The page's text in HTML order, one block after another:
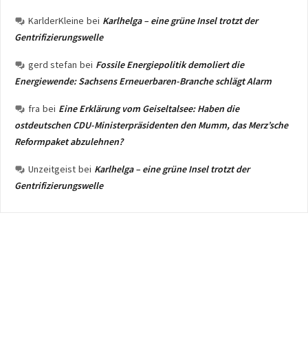
KarlderKleine bei Karlhelga – eine grüne Insel trotzt der
Gentrifizierungswelle
gerd stefan bei Fossile Energiepolitik demoliert die
Energiewende: Sachsens Erneuerbaren-Branche schlägt Alarm
fra bei Eine Erklärung vom Geiseltalsee: Haben die
ostdeutschen CDU-Ministerpräsidenten den Mumm, das Merz’sche
Reformpaket abzulehnen?
Unzeitgeist bei Karlhelga – eine grüne Insel trotzt der
Gentrifizierungswelle